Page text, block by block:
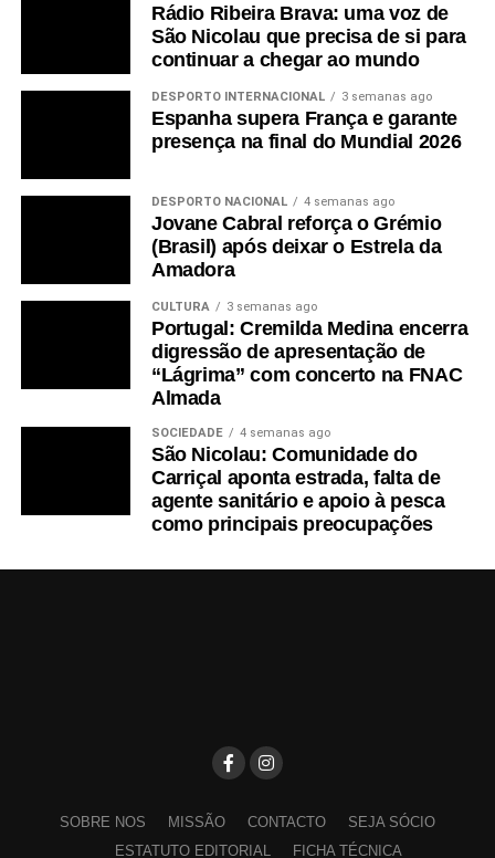
Rádio Ribeira Brava: uma voz de
São Nicolau que precisa de si para
continuar a chegar ao mundo
DESPORTO INTERNACIONAL 3 semanas ago
Espanha supera França e garante
presença na final do Mundial 2026
DESPORTO NACIONAL 4 semanas ago
Jovane Cabral reforça o Grémio
(Brasil) após deixar o Estrela da
Amadora
CULTURA 3 semanas ago
Portugal: Cremilda Medina encerra
digressão de apresentação de
“Lágrima” com concerto na FNAC
Almada
SOCIEDADE 4 semanas ago
São Nicolau: Comunidade do
Carriçal aponta estrada, falta de
agente sanitário e apoio à pesca
como principais preocupações
SOBRE NOS MISSÃO CONTACTO
SEJA SÓCIO
ESTATUTO EDITORIAL
FICHA TÉCNICA